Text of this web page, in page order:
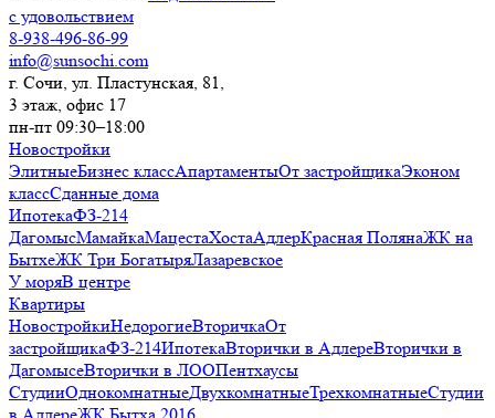
с удовольствием
8-938-496-86-99
info@sunsochi.com
г. Сочи, ул. Пластунская, 81,
3 этаж, офис 17
пн-пт 09:30–18:00
Новостройки
ЭлитныеБизнес классАпартаментыОт застройщикаЭконом
классСданные дома
ИпотекаФЗ-214
ДагомысМамайкаМацестаХостаАдлерКрасная ПолянаЖК на
БытхеЖК Три БогатыряЛазаревское
У моряВ центре
Квартиры
НовостройкиНедорогиеВторичкаОт
застройщикаФЗ-214ИпотекаВторички в АдлереВторички в
ДагомысеВторички в ЛООПентхаусы
СтудииОднокомнатныеДвухкомнатныеТрехкомнатныеСтудии
в АдлереЖК Бытха 2016